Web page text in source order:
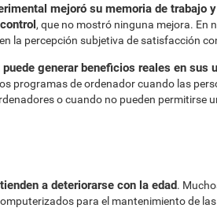
mejoró su memoria de trabajo
, que no mostró ninguna mejora. En
la percepción subjetiva de satisfacción
generar beneficios reales en sus
programas de ordenador cuando las
o cuando no pueden permitirse
a deteriorarse con la edad.
para el mantenimiento de